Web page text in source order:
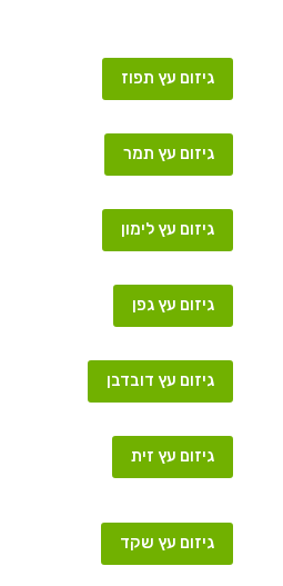
גיזום עץ תפוז
גיזום עץ תמר
גיזום עץ לימון
גיזום עץ גפן
גיזום עץ דובדבן
גיזום עץ זית
גיזום עץ שקד